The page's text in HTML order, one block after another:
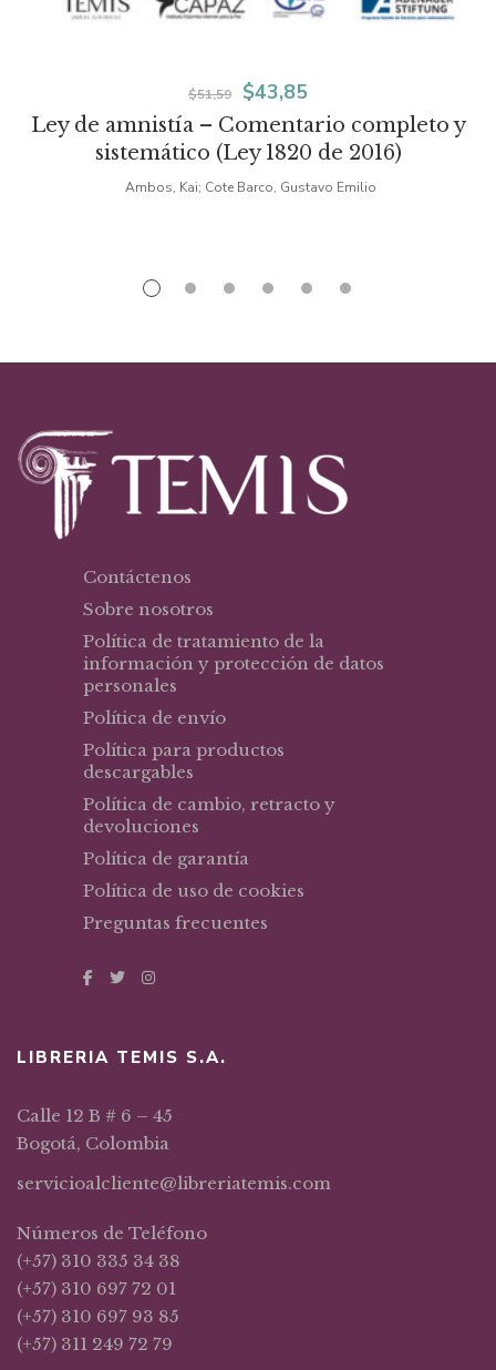
Ley de amnistía – Comentario completo y
sistemático (Ley 1820 de 2016)
$51,59
El
precio
original
$43,85El
precio
Ambos, Kai; Cote Barco, Gustavo Emilio
Contáctenos
Sobre nosotros
Política de tratamiento de la
información y protección de datos
personales
Política de envío
Política para productos
descargables
Política de cambio, retracto y
devoluciones
Política de garantía
Política de uso de cookies
Preguntas frecuentes
LIBRERIA TEMIS S.A.
Calle 12 B # 6 – 45
Bogotá, Colombia
servicioalcliente@libreriatemis.com
Números de Teléfono
(+57) 310 335 34 38
(+57) 310 697 72 01
(+57) 310 697 93 85
(+57) 311 249 72 79